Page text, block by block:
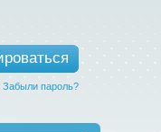
Забыли пароль?